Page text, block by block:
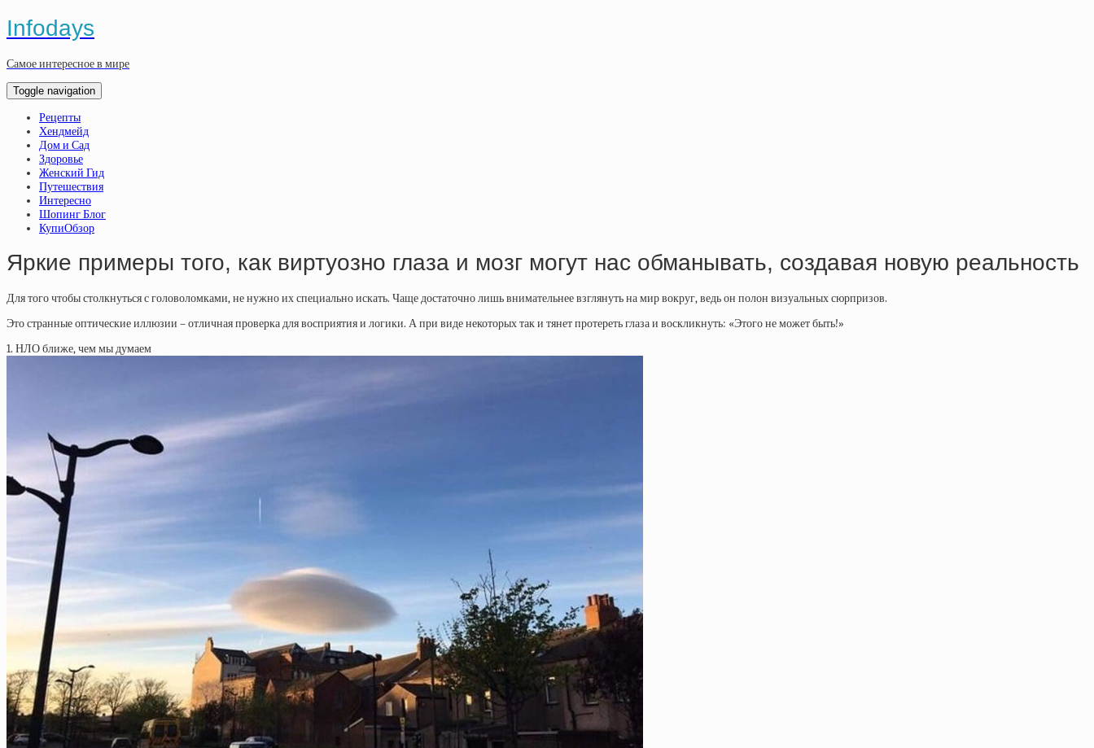
Infodays
Самое интересное в мире
Toggle navigation
Рецепты
Хендмейд
Дом и Сад
Здоровье
Женский Гид
Путешествия
Интересно
Шопинг Блог
КупиОбзор
Яркие примеры того, как виртуозно глаза и мозг могут нас обманывать, создавая новую реальность
Для того чтобы столкнуться с головоломками, не нужно их специально искать. Чаще достаточно лишь внимательнее взглянуть на мир вокруг, ведь он полон визуальных сюрпризов.
Это странные оптические иллюзии – отличная проверка для восприятия и логики. А при виде некоторых так и тянет протереть глаза и воскликнуть: «Этого не может быть!»
1. НЛО ближе, чем мы думаем